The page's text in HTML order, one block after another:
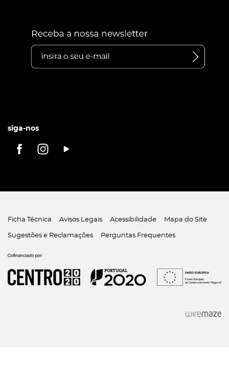
siga-nos
Ficha Técnica Avisos Legais Acessibilidade Mapa do Site
Sugestões e Reclamações Perguntas Frequentes